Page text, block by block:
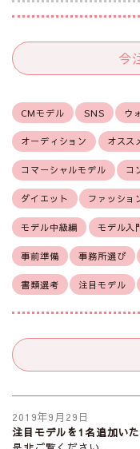
今
CMモデル SNS ウ
オーディション オスス
コマーシャルモデル コ
ダイエット ファッショ
モデル中級編 モデル入
事前準備 事務所選び
書類選考 注目モデル
2019年9月29日
注目モデルを1名追加いた